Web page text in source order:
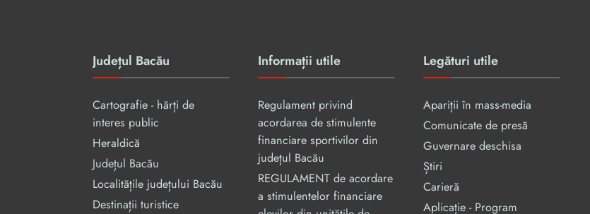
Județul Bacău
Cartografie - hărți de
interes public
Heraldică
Județul Bacău
Localitățile județului Bacău
Destinații turistice
Informații utile
Regulament privind
acordarea de stimulente
financiare sportivilor din
județul Bacău
REGULAMENT de acordare
a stimulentelor financiare
Legături utile
Apariții în mass-media
Comunicate de presă
Guvernare deschisa
Știri
Carieră
Aplicație - Program